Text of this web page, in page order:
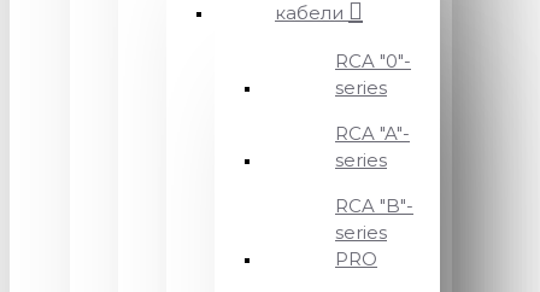
кабели
RCA "0"-
series
RCA "A"-
series
RCA "B"-
series
PRO